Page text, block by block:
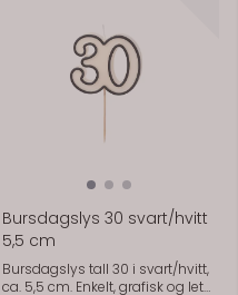
helium Merke: PartyDeco
Bursdagslys 30 svart/hvitt
5,5 cm
Bursdagslys tall 30 i svart/hvitt,
ca. 5,5 cm. Enkelt, grafisk og lett